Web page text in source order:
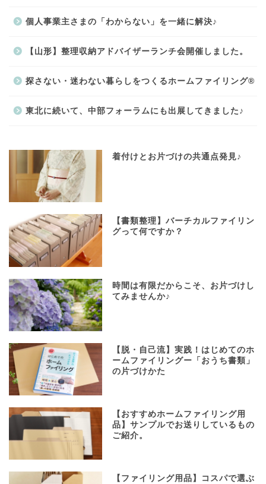
個人事業主さまの「わからない」を一緒に解決♪
【山形】整理収納アドバイザーランチ会開催しました。
探さない・迷わない暮らしをつくるホームファイリング®
東北に続いて、中部フォーラムにも出展してきました♪
着付けとお片づけの共通点発見♪
【書類整理】バーチカルファイリン
グって何ですか？
時間は有限だからこそ、お片づけし
てみませんか♪
【脱・自己流】実践！はじめてのホ
ームファイリングー「おうち書類」
の片づけかた
【おすすめホームファイリング用
品】サンプルでお送りしているもの
ご紹介。
【ファイリング用品】コスパで選ぶ